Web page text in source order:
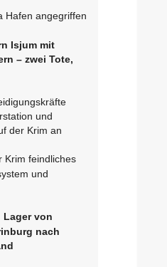
Hafen angegriffen
Isjum mit
– zwei Tote,
und
der Krim an
Krim feindliches
und
Lager von
nach